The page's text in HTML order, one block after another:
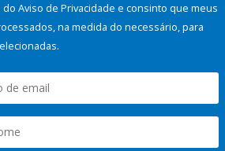
Aviso de Privacidade e consinto que meus
na medida do necessário, para